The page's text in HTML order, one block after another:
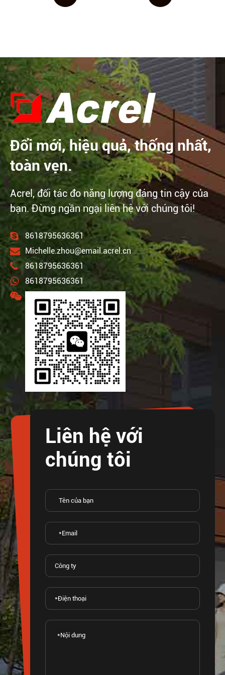
Đổi mới, hiệu quả, thống nhất,
toàn vẹn.
Acrel, đối tác đo năng lượng đáng tin cậy của
bạn. Đừng ngần ngại liên hệ với chúng tôi!
8618795636361
Michelle.zhou@email.acrel.cn
8618795636361
8618795636361
Liên hệ với
chúng tôi